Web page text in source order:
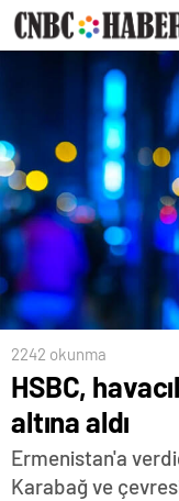
2242 okunma
HSBC,
altına aldı
Ermenistan'a
Karabağ ve